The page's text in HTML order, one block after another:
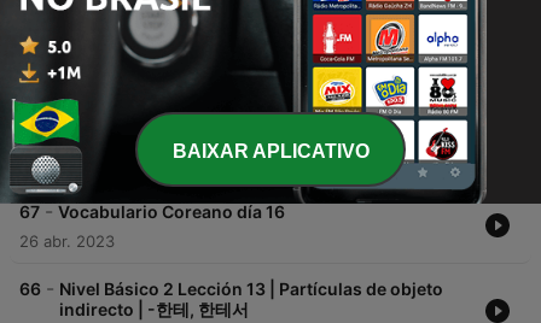
69 - Vocabulario Coreano día 17
30 ago. 2023
68 - Nivel Básico 2 Lección 14 | Partículas de método o
formas | -(으)로
24 ago. 2023
67 - Vocabulario Coreano día 16
26 abr. 2023
66 - Nivel Básico 2 Lección 13 | Partículas de objeto
indirecto | -한테, 한테서
BAIXAR APLICATIVO